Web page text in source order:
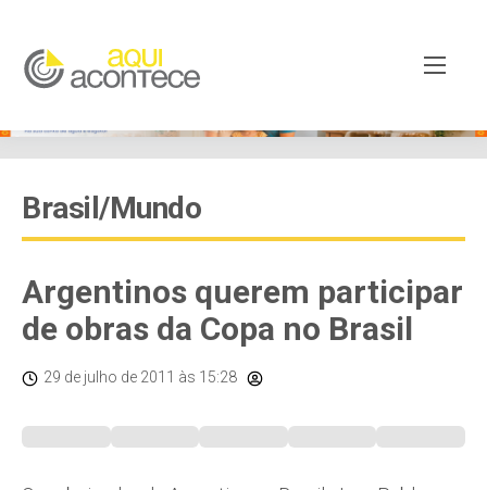
Brasil/Mundo
Argentinos querem participar
de obras da Copa no Brasil
29 de julho de 2011 às 15:28